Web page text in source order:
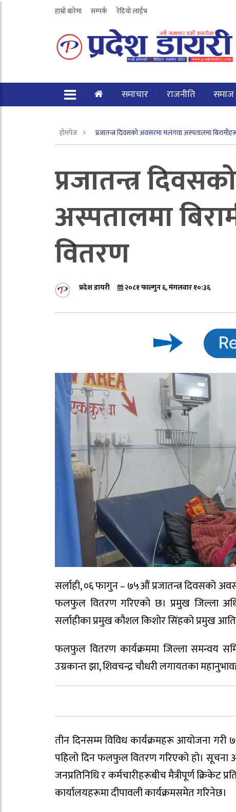
हाम्रो बारेमा सम्पर्क रेडियो लाईभ
समाचार राजनीति समाज
होमपेज प्रजातन्त्र दिवसको अवसरमा मलंगवा अस्पतालमा
प्रजातन्त्र
अस्पतालमा
वितरण
प्रदेश डायरी २०८१ फाल्गुन ६, मंगलवार १०:३६
सर्लाही, ०६ फागुन – ७५औं प्रजातन्त्र दिवसको
फलफुल वितरण गरिएको छ। प्रमुख जिल्ला
सर्लाहीका प्रमुख कौशल किशोर सिंहको प्रमुख
फलफुल वितरण कार्यक्रममा जिल्ला समन्वय
उग्रकान्त झा, शिवचन्द्र चौधरी लगायतका
तीन दिनसम्म विविध कार्यक्रमहरू आयोजना गरी
पहिलो दिन फलफुल वितरण गरिएको हो। सूचना
जनप्रतिनिधि र कर्मचारीहरूबीच मैत्रीपूर्ण क्रिकेट
कार्यालयहरूमा दीपावली कार्यक्रमसमेत गरिनेछ।